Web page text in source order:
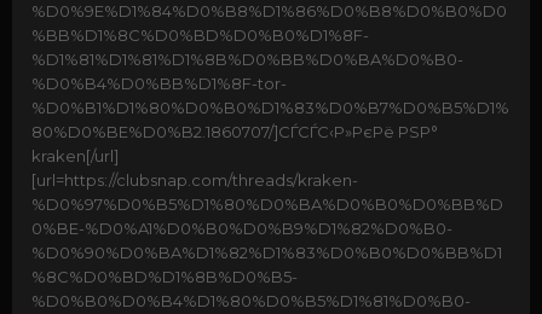
%D0%9E%D1%84%D0%B8%D1%86%D0%B8%D0%B0%D0
%BB%D1%8C%D0%BD%D0%B0%D1%8F-
%D1%81%D1%81%D1%8B%D0%BB%D0%BA%D0%B0-
%D0%B4%D0%BB%D1%8F-tor-
%D0%B1%D1%80%D0%B0%D1%83%D0%B7%D0%B5%D1%
80%D0%BE%D0%B2.1860707/]СЃСЃС‹Р»РєРё РЅР°
kraken[/url]
[url=https://clubsnap.com/threads/kraken-
%D0%97%D0%B5%D1%80%D0%BA%D0%B0%D0%BB%D
0%BE-%D0%A1%D0%B0%D0%B9%D1%82%D0%B0-
%D0%90%D0%BA%D1%82%D1%83%D0%B0%D0%BB%D1
%8C%D0%BD%D1%8B%D0%B5-
%D0%B0%D0%B4%D1%80%D0%B5%D1%81%D0%B0-